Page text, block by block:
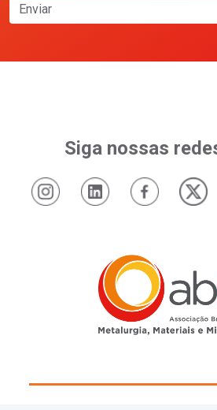
Enviar
Siga nossas